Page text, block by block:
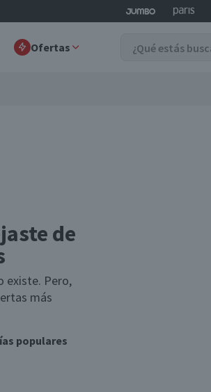
Ofertas
de
existe. Pero,
más
populares